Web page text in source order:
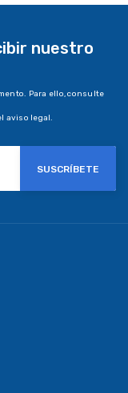
nuestro
Para ello, consulte
aviso legal.
SUSCRÍBETE